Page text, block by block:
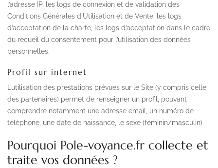
l’adresse IP, les logs de connexion et de validation des
Conditions Générales d’Utilisation et de Vente, les logs
d’acceptation de la charte, les logs d’acceptation dans le cadre
du recueil du consentement pour l’utilisation des données
personnelles.
Profil sur internet
L’utilisation des prestations prévues sur le Site (y compris celle
des partenaires) permet de renseigner un profil, pouvant
comprendre notamment une adresse email, un numéro de
téléphone, une date de naissance, le sexe (féminin/masculin)
Pourquoi Pole-voyance.fr collecte et
traite vos données ?